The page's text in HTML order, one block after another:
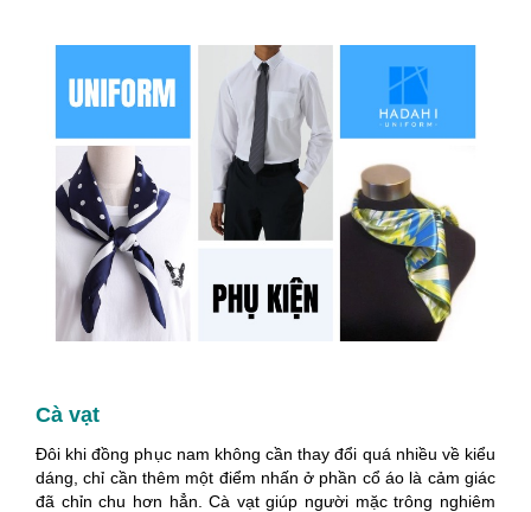
Cà vạt
Đôi khi đồng phục nam không cần thay đổi quá nhiều về kiểu
dáng, chỉ cần thêm một điểm nhấn ở phần cổ áo là cảm giác
đã chỉn chu hơn hẳn. Cà vạt giúp người mặc trông nghiêm